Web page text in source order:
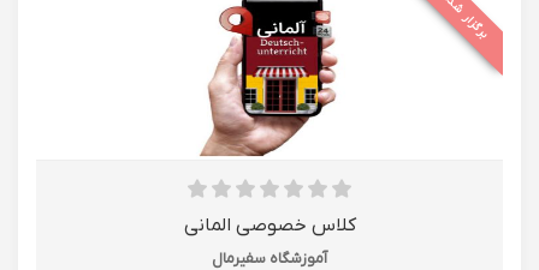
برگزار شده
کلاس خصوصی المانی
آموزشگاه سفیرمال